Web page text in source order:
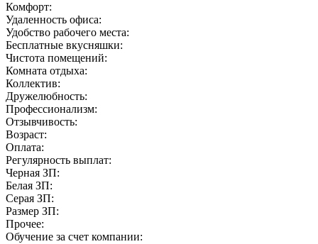
Комфорт:
Удаленность офиса:
Удобство рабочего места:
Бесплатные вкусняшки:
Чистота помещений:
Комната отдыха:
Коллектив:
Дружелюбность:
Профессионализм:
Отзывчивость:
Возраст:
Оплата:
Регулярность выплат:
Черная ЗП:
Белая ЗП:
Серая ЗП:
Размер ЗП:
Прочее:
Обучение за счет компании: